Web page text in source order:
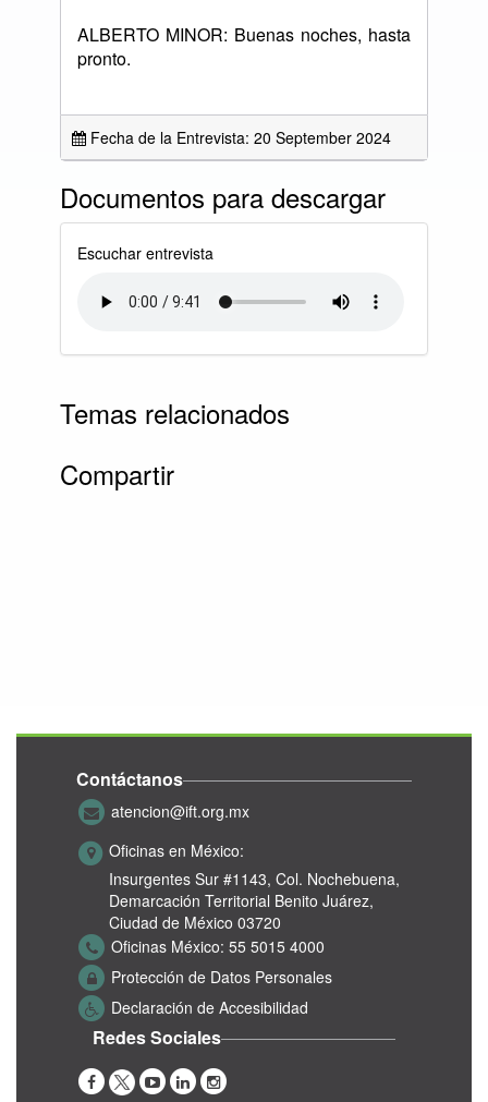
ALBERTO MINOR: Buenas noches, hasta
pronto.
Fecha de la Entrevista: 20 September 2024
Documentos para descargar
Escuchar entrevista
Temas relacionados
Compartir
Contáctanos
atencion@ift.org.mx
Oficinas en México:
Insurgentes Sur #1143, Col. Nochebuena,
Demarcación Territorial Benito Juárez,
Ciudad de México 03720
Oficinas México: 55 5015 4000
Protección de Datos Personales
Declaración de Accesibilidad
Redes Sociales